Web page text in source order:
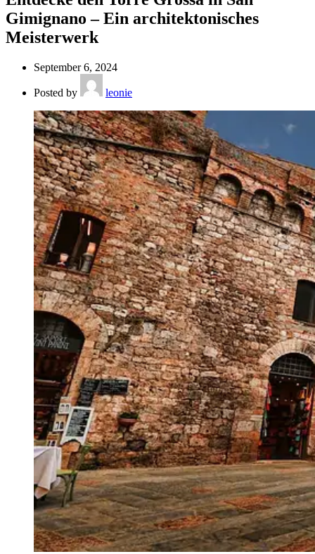
Gimignano – Ein architektonisches
Meisterwerk
September 6, 2024
Posted by leonie